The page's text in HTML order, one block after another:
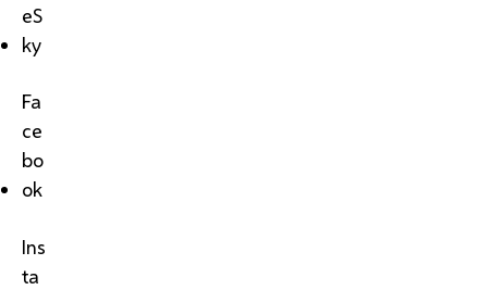
eS
ky
Fa
ce
bo
ok
Ins
ta